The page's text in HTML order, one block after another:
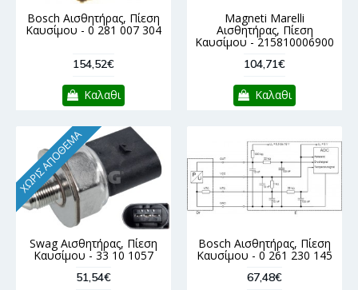
Bosch Αισθητήρας, Πίεση
Καυσίμου - 0 281 007 304
154,52€
Καλαθι
Magneti Marelli
Αισθητήρας, Πίεση
Καυσίμου - 215810006900
104,71€
Καλαθι
ΧΩΡΊΣ ΑΠΌΘΕΜΑ
Swag Αισθητήρας, Πίεση
Καυσίμου - 33 10 1057
51,54€
Bosch Αισθητήρας, Πίεση
Καυσίμου - 0 261 230 145
67,48€